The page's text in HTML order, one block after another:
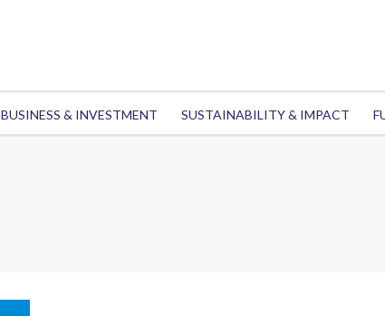
BUSINESS & INVESTMENT SUSTAINABILITY & IMPACT